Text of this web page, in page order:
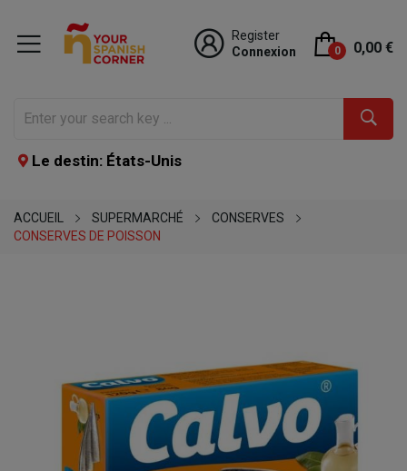
Register
Connexion
0 0,00 €
Le destin: États-Unis
ACCUEIL SUPERMARCHÉ
CONSERVES
CONSERVES DE POISSON